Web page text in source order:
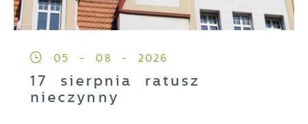
05 - 08 - 2026
17 sierpnia ratusz
nieczynny